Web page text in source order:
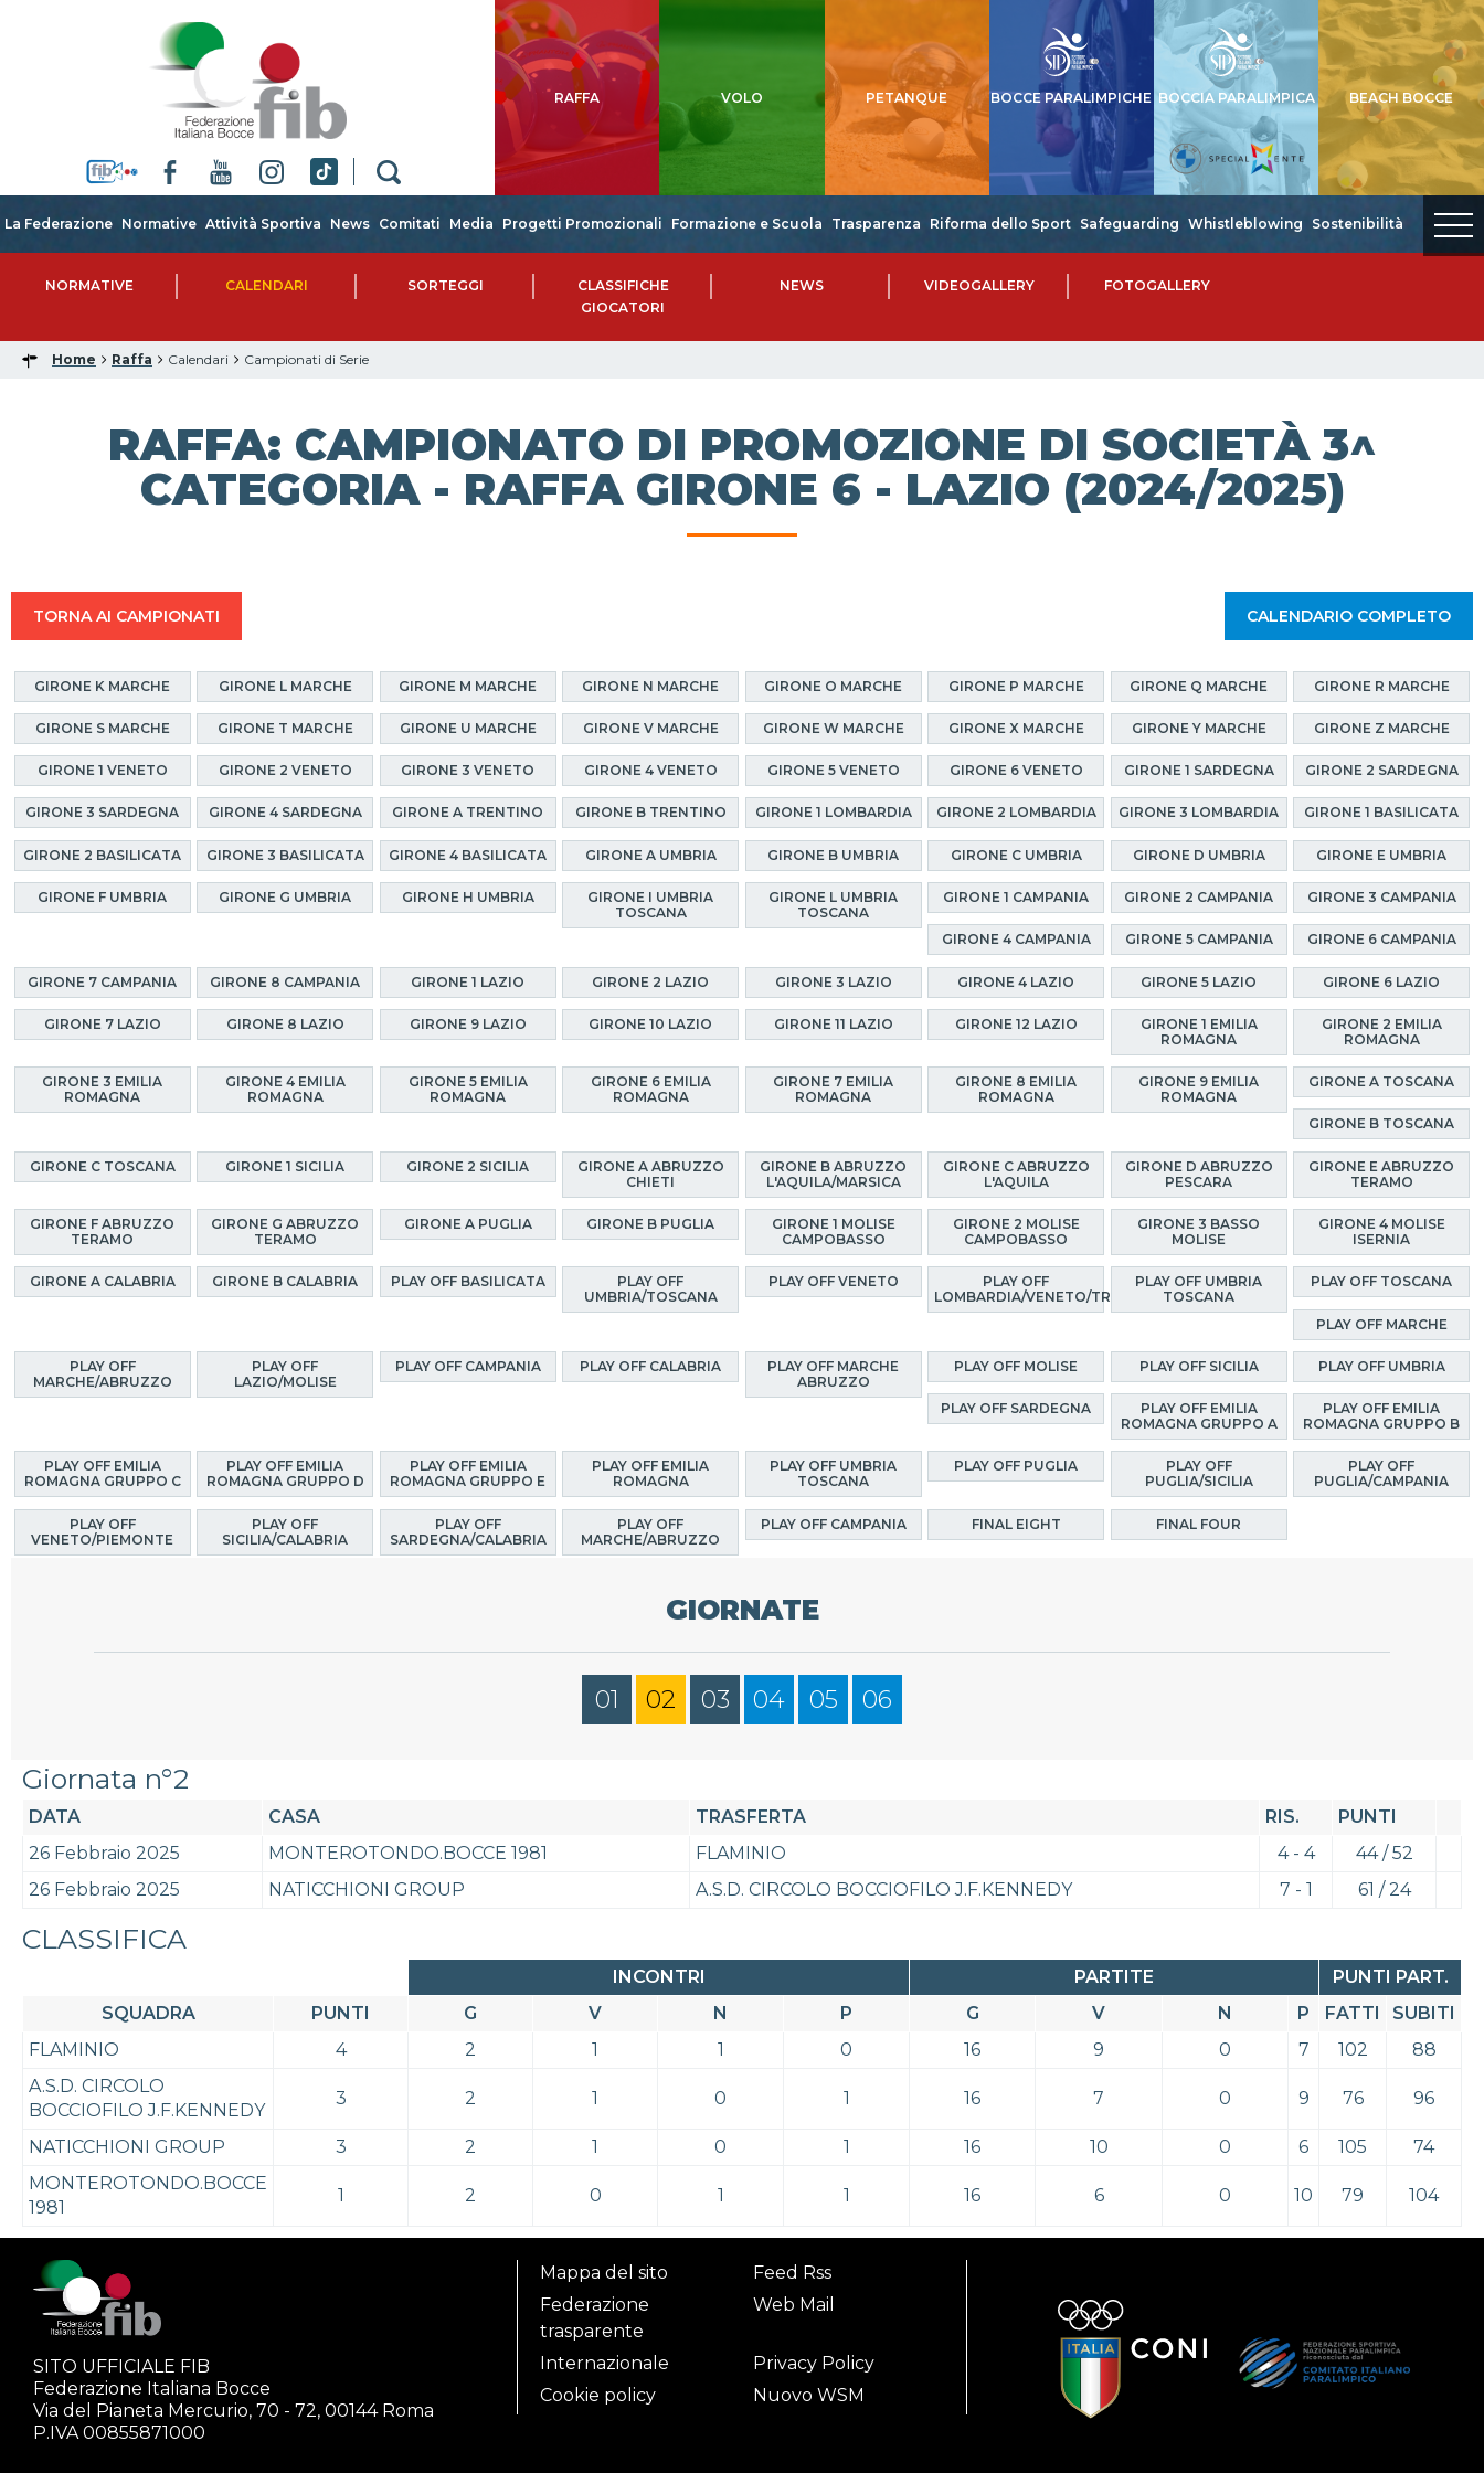
RAFFA VOLO PETANQUE BOCCE PARALIMPICHE BOCCIA PARALIMPICA BEACH BOCCE
La Federazione Normative Attività Sportiva News Comitati Media Progetti Promozionali Formazione e Scuola Trasparenza Riforma dello Sport Safeguarding Whistleblowing Sostenibilità
NORMATIVE CALENDARI SORTEGGI
CLASSIFICHE
GIOCATORI
NEWS VIDEOGALLERY FOTOGALLERY
Home Raffa Calendari Campionati di Serie
RAFFA: CAMPIONATO DI PROMOZIONE DI SOCIETÀ 3^
CATEGORIA - RAFFA GIRONE 6 - LAZIO (2024/2025)
TORNA AI CAMPIONATI CALENDARIO COMPLETO
GIRONE K MARCHE GIRONE L MARCHE GIRONE M MARCHE GIRONE N MARCHE GIRONE O MARCHE GIRONE P MARCHE GIRONE Q MARCHE GIRONE R MARCHE
GIRONE S MARCHE GIRONE T MARCHE GIRONE U MARCHE GIRONE V MARCHE GIRONE W MARCHE GIRONE X MARCHE GIRONE Y MARCHE GIRONE Z MARCHE
GIRONE 1 VENETO GIRONE 2 VENETO GIRONE 3 VENETO GIRONE 4 VENETO GIRONE 5 VENETO GIRONE 6 VENETO GIRONE 1 SARDEGNA GIRONE 2 SARDEGNA
GIRONE 3 SARDEGNA GIRONE 4 SARDEGNA GIRONE A TRENTINO GIRONE B TRENTINO GIRONE 1 LOMBARDIA GIRONE 2 LOMBARDIA GIRONE 3 LOMBARDIA GIRONE 1 BASILICATA
GIRONE 2 BASILICATA GIRONE 3 BASILICATA GIRONE 4 BASILICATA GIRONE A UMBRIA GIRONE B UMBRIA GIRONE C UMBRIA GIRONE D UMBRIA GIRONE E UMBRIA
GIRONE F UMBRIA GIRONE G UMBRIA GIRONE H UMBRIA
GIRONE I UMBRIA
TOSCANA
GIRONE L UMBRIA
TOSCANA
GIRONE 1 CAMPANIA GIRONE 2 CAMPANIA GIRONE 3 CAMPANIA
GIRONE 4 CAMPANIA GIRONE 5 CAMPANIA GIRONE 6 CAMPANIA
GIRONE 7 CAMPANIA GIRONE 8 CAMPANIA GIRONE 1 LAZIO GIRONE 2 LAZIO GIRONE 3 LAZIO GIRONE 4 LAZIO GIRONE 5 LAZIO GIRONE 6 LAZIO
GIRONE 7 LAZIO GIRONE 8 LAZIO GIRONE 9 LAZIO GIRONE 10 LAZIO GIRONE 11 LAZIO GIRONE 12 LAZIO
GIRONE 1 EMILIA
ROMAGNA
GIRONE 2 EMILIA
ROMAGNA
GIRONE 3 EMILIA
ROMAGNA
GIRONE 4 EMILIA
ROMAGNA
GIRONE 5 EMILIA
ROMAGNA
GIRONE 6 EMILIA
ROMAGNA
GIRONE 7 EMILIA
ROMAGNA
GIRONE 8 EMILIA
ROMAGNA
GIRONE 9 EMILIA
ROMAGNA
GIRONE A TOSCANA
GIRONE B TOSCANA
GIRONE C TOSCANA GIRONE 1 SICILIA GIRONE 2 SICILIA
GIRONE A ABRUZZO
CHIETI
GIRONE B ABRUZZO
L'AQUILA/MARSICA
GIRONE C ABRUZZO
L'AQUILA
GIRONE D ABRUZZO
PESCARA
GIRONE E ABRUZZO
TERAMO
GIRONE F ABRUZZO
TERAMO
GIRONE G ABRUZZO
TERAMO
GIRONE A PUGLIA GIRONE B PUGLIA
GIRONE 1 MOLISE
CAMPOBASSO
GIRONE 2 MOLISE
CAMPOBASSO
GIRONE 3 BASSO
MOLISE
GIRONE 4 MOLISE
ISERNIA
GIRONE A CALABRIA GIRONE B CALABRIA PLAY OFF BASILICATA
PLAY OFF
UMBRIA/TOSCANA
PLAY OFF VENETO
PLAY OFF
LOMBARDIA/VENETO/TRENTINO
PLAY OFF UMBRIA
TOSCANA
PLAY OFF TOSCANA
PLAY OFF MARCHE
PLAY OFF
MARCHE/ABRUZZO
PLAY OFF
LAZIO/MOLISE
PLAY OFF CAMPANIA PLAY OFF CALABRIA
PLAY OFF MARCHE
ABRUZZO
PLAY OFF MOLISE PLAY OFF SICILIA PLAY OFF UMBRIA
PLAY OFF SARDEGNA
PLAY OFF EMILIA
ROMAGNA GRUPPO A
PLAY OFF EMILIA
ROMAGNA GRUPPO B
PLAY OFF EMILIA
ROMAGNA GRUPPO C
PLAY OFF EMILIA
ROMAGNA GRUPPO D
PLAY OFF EMILIA
ROMAGNA GRUPPO E
PLAY OFF EMILIA
ROMAGNA
PLAY OFF UMBRIA
TOSCANA
PLAY OFF PUGLIA
PLAY OFF
PUGLIA/SICILIA
PLAY OFF
PUGLIA/CAMPANIA
PLAY OFF
VENETO/PIEMONTE
PLAY OFF
SICILIA/CALABRIA
PLAY OFF
SARDEGNA/CALABRIA
PLAY OFF
MARCHE/ABRUZZO
PLAY OFF CAMPANIA FINAL EIGHT FINAL FOUR
GIORNATE
01 02 03 04 05 06
Giornata n°2
DATA CASA TRASFERTA RIS.
PUNTI
26 Febbraio 2025
MONTEROTONDO.BOCCE 1981 FLAMINIO 4 - 4
44 / 52
26 Febbraio 2025
NATICCHIONI GROUP A.S.D. CIRCOLO BOCCIOFILO J.F.KENNEDY 7 - 1 61 / 24
CLASSIFICA
INCONTRI PARTITE
PUNTI PART.
SQUADRA
PUNTI G V N P G V N P FATTI
SUBITI
FLAMINIO
4 2 1 1 0 16 9 0 7 102
88
A.S.D. CIRCOLO
BOCCIOFILO J.F.KENNEDY
3 2 1 0 1 16 7 0 9 76 96
NATICCHIONI GROUP 3 2 1 0 1 16 10 0 6 105
74
MONTEROTONDO.BOCCE
1981
1 2 0 1 1 16 6 0 10 79 104
SITO UFFICIALE FIB
Federazione Italiana Bocce
Via del Pianeta Mercurio, 70 - 72, 00144 Roma
P.IVA 00855871000
Mappa del sito
Feed Rss
Federazione
trasparente
Web Mail
Internazionale
Privacy Policy
Cookie policy
Nuovo WSM